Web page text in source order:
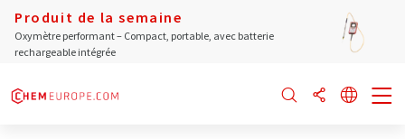
Produit de la semaine
Oxymètre performant – Compact, portable, avec batterie
rechargeable intégrée